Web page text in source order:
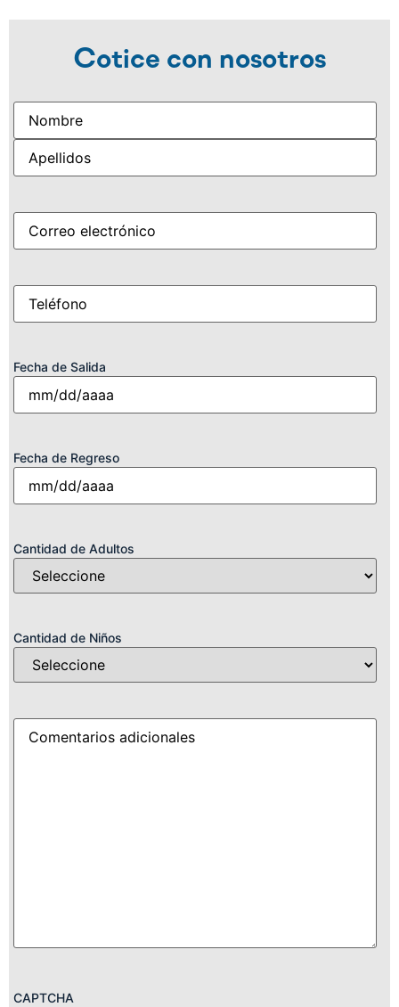
Cotice con nosotros
Name
Correo
electrónico
Móvil
Fecha de Salida
Fecha de Regreso
Cantidad de Adultos
Cantidad de Niños
Detalles
CAPTCHA